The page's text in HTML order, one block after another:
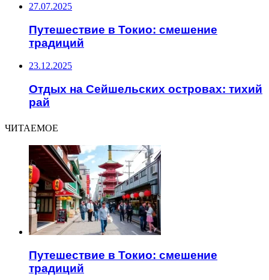
27.07.2025
Путешествие в Токио: смешение
традиций
23.12.2025
Отдых на Сейшельских островах: тихий
рай
ЧИТАЕМОЕ
Путешествие в Токио: смешение
традиций